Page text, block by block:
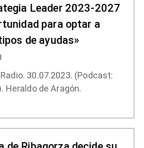
Leader 2023-2027
para optar a
de ayudas»
30.07.2023. (Podcast:
Heraldo de Aragón.